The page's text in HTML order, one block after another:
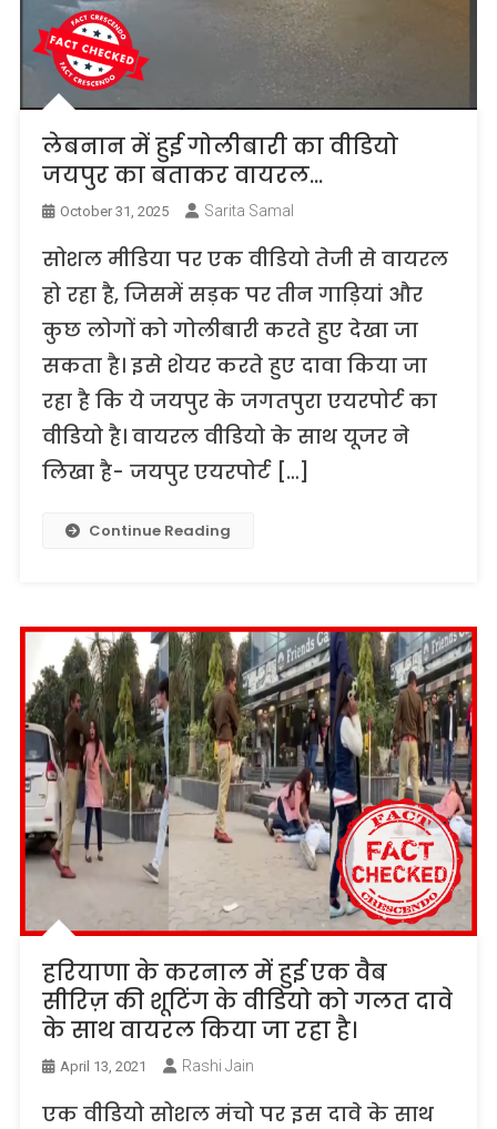
लेबनान में हुई गोलीबारी का वीडियो
जयपुर का बताकर वायरल…
October 31, 2025 Sarita Samal
सोशल मीडिया पर एक वीडियो तेजी से वायरल
हो रहा है, जिसमें सड़क पर तीन गाड़ियां और
कुछ लोगों को गोलीबारी करते हुए देखा जा
सकता है। इसे शेयर करते हुए दावा किया जा
रहा है कि ये जयपुर के जगतपुरा एयरपोर्ट का
वीडियो है। वायरल वीडियो के साथ यूजर ने
लिखा है- जयपुर एयरपोर्ट […]
Continue Reading
हरियाणा के करनाल में हुई एक वैब
सीरिज़ की शूटिंग के वीडियो को गलत दावे
के साथ वायरल किया जा रहा है।
April 13, 2021 Rashi Jain
एक वीडियो सोशल मंचो पर इस दावे के साथ